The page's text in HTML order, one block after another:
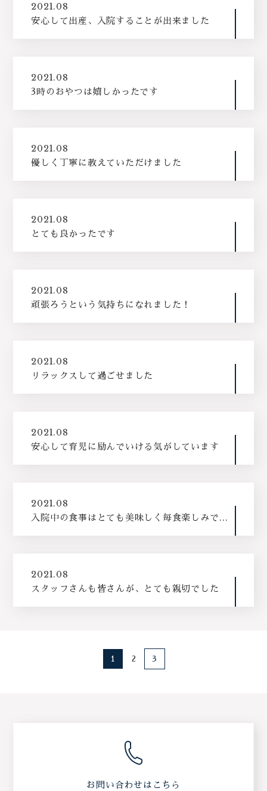
2021.08
安心して出産、入院することが出来ました
2021.08
3時のおやつは嬉しかったです
2021.08
優しく丁寧に教えていただけました
2021.08
とても良かったです
2021.08
頑張ろうという気持ちになれました！
2021.08
リラックスして過ごせました
2021.08
安心して育児に励んでいける気がしています
2021.08
入院中の食事はとても美味しく毎食楽しみでし
2021.08
スタッフさんも皆さんが、とても親切でした
1 2 3
お問い合わせはこちら